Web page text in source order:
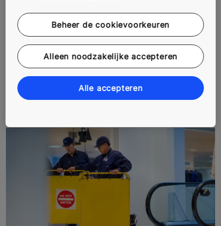
KONE ONDERHOUDSOPLOSSINGEN
Beheer de cookievoorkeuren
Alleen noodzakelijke accepteren
Alle accepteren